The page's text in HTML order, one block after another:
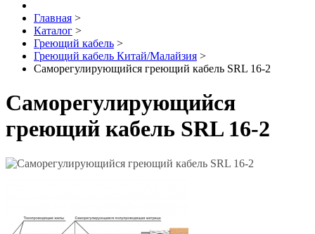
Главная >
Каталог >
Греющий кабель >
Греющий кабель Китай/Малайзия >
Саморегулирующийся греющий кабель SRL 16-2
Саморегулирующийся
греющий кабель SRL 16-2